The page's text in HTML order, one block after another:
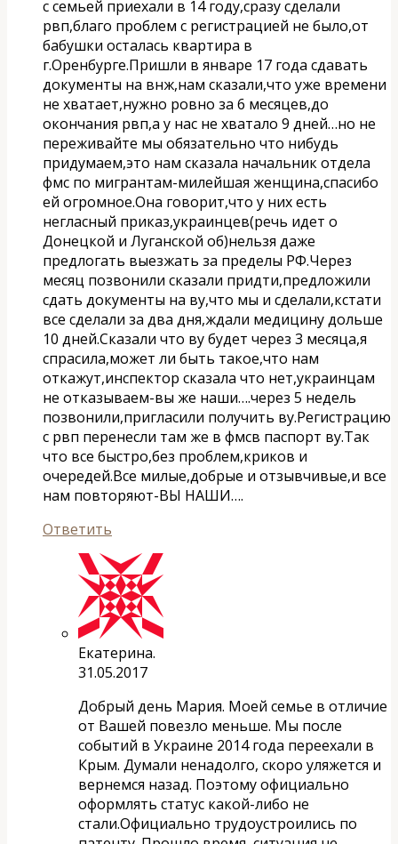
с семьей приехали в 14 году,сразу сделали
рвп,благо проблем с регистрацией не было,от
бабушки осталась квартира в
г.Оренбурге.Пришли в январе 17 года сдавать
документы на внж,нам сказали,что уже времени
не хватает,нужно ровно за 6 месяцев,до
окончания рвп,а у нас не хватало 9 дней…но не
переживайте мы обязательно что нибудь
придумаем,это нам сказала начальник отдела
фмс по мигрантам-милейшая женщина,спасибо
ей огромное.Она говорит,что у них есть
негласный приказ,украинцев(речь идет о
Донецкой и Луганской об)нельзя даже
предлогать выезжать за пределы РФ.Через
месяц позвонили сказали придти,предложили
сдать документы на ву,что мы и сделали,кстати
все сделали за два дня,ждали медицину дольше
10 дней.Сказали что ву будет через 3 месяца,я
спрасила,может ли быть такое,что нам
откажут,инспектор сказала что нет,украинцам
не отказываем-вы же наши….через 5 недель
позвонили,пригласили получить ву.Регистрацию
с рвп перенесли там же в фмсв паспорт ву.Так
что все быстро,без проблем,криков и
очередей.Все милые,добрые и отзывчивые,и все
нам повторяют-ВЫ НАШИ….
Ответить
Екатерина.
31.05.2017
Добрый день Мария. Моей семье в отличие
от Вашей повезло меньше. Мы после
событий в Украине 2014 года переехали в
Крым. Думали ненадолго, скоро уляжется и
вернемся назад. Поэтому официально
оформлять статус какой-либо не
стали.Официально трудоустроились по